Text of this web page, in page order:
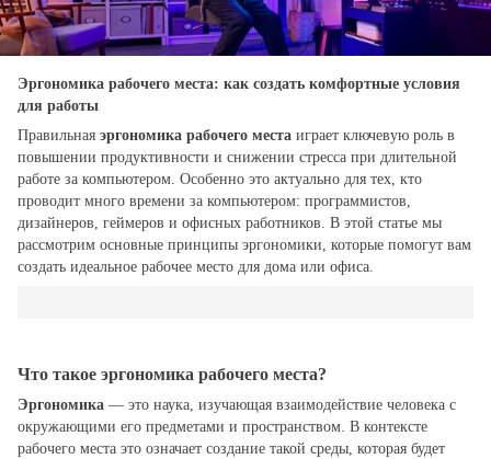
Эргономика рабочего места: как создать комфортные условия
для работы
Правильная эргономика рабочего места играет ключевую роль в
повышении продуктивности и снижении стресса при длительной
работе за компьютером. Особенно это актуально для тех, кто
проводит много времени за компьютером: программистов,
дизайнеров, геймеров и офисных работников. В этой статье мы
рассмотрим основные принципы эргономики, которые помогут вам
создать идеальное рабочее место для дома или офиса.
Что такое эргономика рабочего места?
Эргономика — это наука, изучающая взаимодействие человека с
окружающими его предметами и пространством. В контексте
рабочего места это означает создание такой среды, которая будет